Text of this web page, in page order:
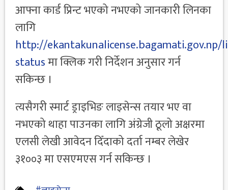
आफ्ना कार्ड प्रिन्ट भएको नभएको जानकारी लिनका
लागि
http://ekantakunalicense.bagamati.gov.np/
statusमा क्लिक गरी निर्देशन अनुसार गर्न
सकिन्छ ।
त्यसैगरी स्मार्ट ड्राइभिङ लाइसेन्स तयार भए वा
नभएको थाहा पाउनका लागि अंग्रेजी ठूलो अक्षरमा
एलसी लेखी आवेदन दिँदाको दर्ता नम्बर लेखेर
३१००३ मा एसएमएस गर्न सकिन्छ ।